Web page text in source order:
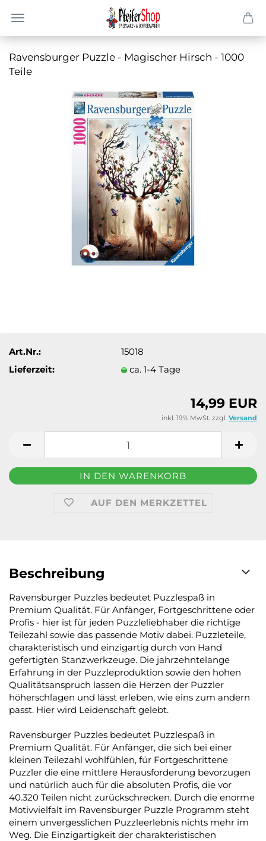
Ra­vens­bur­ger Puz­zle - Ma­gi­scher Hirsch - 1000
Teile
Art.Nr.:
15018
Lieferzeit:
ca. 1-4 Tage
14,99 EUR
inkl. 19% MwSt. zzgl. Versand
AUF DEN MERKZETTEL
Beschreibung
Ravensburger Puzzles bedeutet Puzzlespaß in
Premium Qualität. Für Anfänger, Fortgeschrittene oder
Profis - hier ist für jeden Puzzleliebhaber die richtige
Teilezahl sowie das passende Motiv dabei. Puzzleteile,
charakteristisch und einzigartig durch von Hand
gefertigten Stanzwerkzeuge. Die jahrzehntelange
Erfahrung in der Puzzleproduktion sowie den hohen
Qualitätsanspruch lassen die Herzen der Puzzler
höherschlagen und lässt erleben, wie eins zum andern
passt. Hier wird Leidenschaft gelebt.
Ravensburger Puzzles bedeutet Puzzlespaß in
Premium Qualität. Für Anfänger, die sich bei einer
kleinen Teilezahl wohlfühlen, für Fortgeschrittene
Puzzler die eine mittlere Herausforderung bevorzugen
und natürlich auch für die absoluten Profis, die vor
40.320 Teilen nicht zurückschrecken. Durch die enorme
Motivvielfalt im Ravensburger Puzzle Programm steht
einem unvergesslichen Puzzleerlebnis nichts mehr im
Weg. Die Einzigartigkeit der charakteristischen